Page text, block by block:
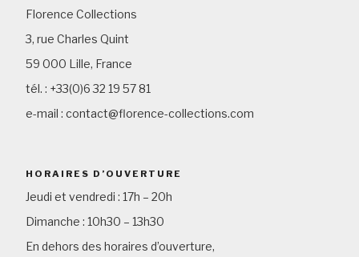
Florence Collections
3, rue Charles Quint
59 000 Lille, France
tél. : +33(0)6 32 19 57 81
e-mail : contact@florence-collections.com
HORAIRES D’OUVERTURE
Jeudi et vendredi : 17h – 20h
Dimanche : 10h30 – 13h30
En dehors des horaires d’ouverture,